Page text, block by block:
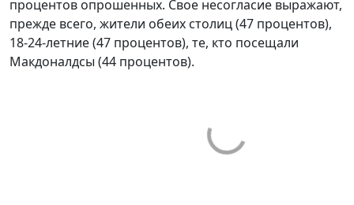
процентов опрошенных. Свое несогласие выражают,
прежде всего, жители обеих столиц (47 процентов),
18-24-летние (47 процентов), те, кто посещали
Макдоналдсы (44 процентов).